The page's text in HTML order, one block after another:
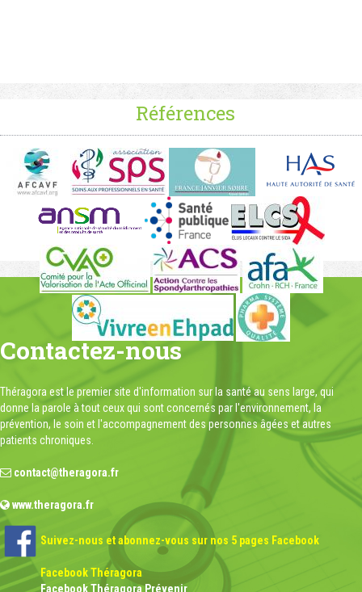
Références
Contactez-nous
Théragora est le premier site d'information sur la santé au sens large, qui
donne la parole à tout ceux qui sont concernés par l'environnement, la
prévention, le soin et l'accompagnement des personnes âgées et autres
patients chroniques.
contact@theragora.fr
www.theragora.fr
Suivez-nous et abonnez-vous sur nos 5 pages Facebook
Facebook Théragora
Facebook Théragora Prévenir